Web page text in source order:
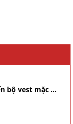
bộ vest mặc ...